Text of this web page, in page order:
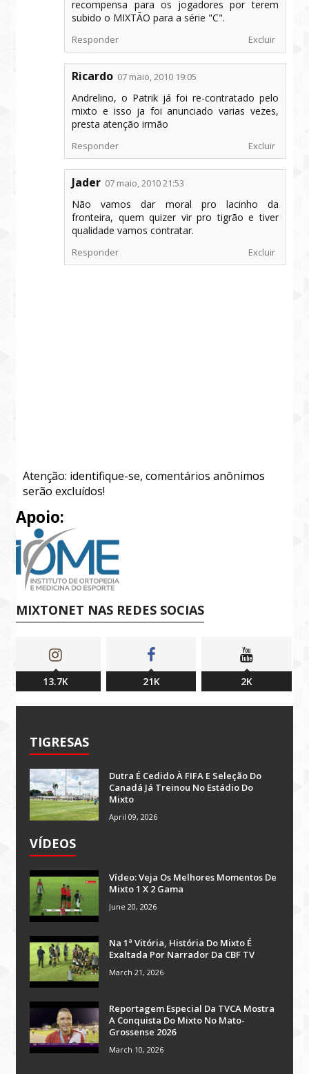
recompensa para os jogadores por terem
subido o MIXTÃO para a série "C".
Responder Excluir
Ricardo 07 maio, 2010 19:05
Andrelino, o Patrik já foi re-contratado pelo
mixto e isso ja foi anunciado varias vezes,
presta atenção irmão
Responder Excluir
Jader 07 maio, 2010 21:53
Não vamos dar moral pro lacinho da
fronteira, quem quizer vir pro tigrão e tiver
qualidade vamos contratar.
Responder Excluir
Atenção: identifique-se, comentários anônimos
serão excluídos!
Apoio:
MIXTONET NAS REDES SOCIAS
13.7K 21K 2K
TIGRESAS
Dutra É Cedido À FIFA E Seleção Do
Canadá Já Treinou No Estádio Do
Mixto
April 09, 2026
VÍDEOS
Vídeo: Veja Os Melhores Momentos De
Mixto 1 X 2 Gama
June 20, 2026
Na 1ª Vitória, História Do Mixto É
Exaltada Por Narrador Da CBF TV
March 21, 2026
Reportagem Especial Da TVCA Mostra
A Conquista Do Mixto No Mato-
Grossense 2026
March 10, 2026